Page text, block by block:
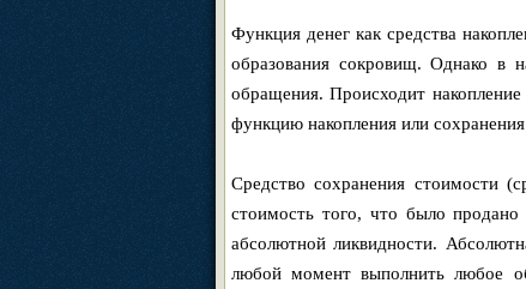
Функция денег как средства
образования сокровищ. Однако в
обращения. Происходит
функцию накопления или
Средство сохранения стоимости
стоимость того, что было
абсолютной ликвидности.
любой момент выполнить любое